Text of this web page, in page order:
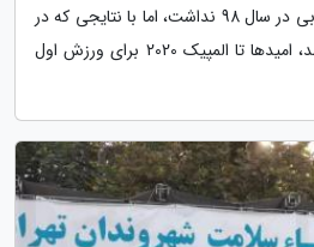
هرچند کشتی آغاز و انتها خوبی در سال 98 نداشت، اما با نتایجی که در
مسابقات جهانی به دست آمد، امیدها تا المپیک 2020 برای ورزش اول